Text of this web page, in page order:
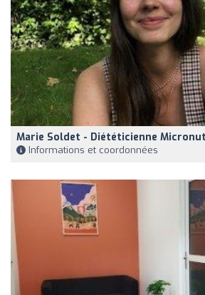
Marie Soldet - Diététicienne
Informations et coordonnées